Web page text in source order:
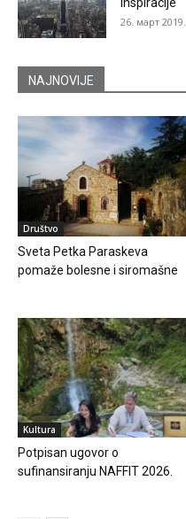
inspiracije
26. март 2019.
NAJNOVIJE
Društvo
Sveta Petka Paraskeva
pomaže bolesne i siromašne
Kultura
Potpisan ugovor o
sufinansiranju NAFFIT 2026.